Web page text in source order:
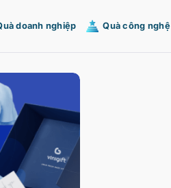
doanh nghiệp Quà công nghệ